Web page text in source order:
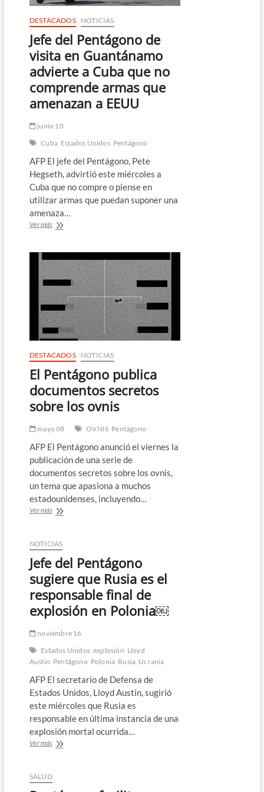
DESTACADOS NOTICIAS
Jefe del Pentágono de
visita en Guantánamo
advierte a Cuba que no
comprende armas que
amenazan a EEUU
junio 10
Cuba Estados Unidos Pentágono
AFP El jefe del Pentágono, Pete
Hegseth, advirtió este miércoles a
Cuba que no compre o piense en
utilizar armas que puedan suponer una
amenaza…
Ver másJefe
visita
Guantánamo
advierte
Cuba
que
no
armas
que
amenazan
a
EEUU
DESTACADOS NOTICIAS
El Pentágono publica
documentos secretos
sobre los ovnis
mayo 08 OVNIS Pentágono
AFP El Pentágono anunció el viernes la
publicación de una serie de
documentos secretos sobre los ovnis,
un tema que apasiona a muchos
estadounidenses, incluyendo…
Ver másEl
documentos
secretos
sobre
los
ovnis
NOTICIAS
Jefe del Pentágono
sugiere que Rusia es el
responsable final de
explosión en Polonia￼
noviembre 16
Estados Unidos explosión Lloyd
Austin Pentágono Polonia Rusia Ucrania
AFP El secretario de Defensa de
Estados Unidos, Lloyd Austin, sugirió
este miércoles que Rusia es
responsable en última instancia de una
explosión mortal ocurrida…
Ver másJefe
sugiere
que
SALUD